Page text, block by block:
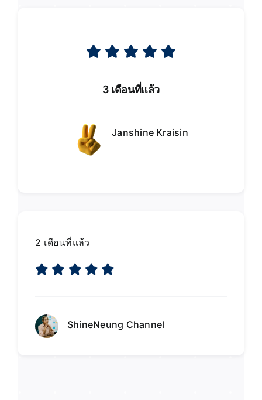
3 เดือนที่แล้ว
Janshine Kraisin
2 เดือนที่แล้ว
ShineNeung Channel